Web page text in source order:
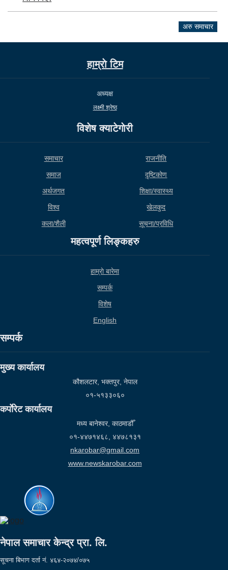
अरु समाचार
हाम्राे टिम
अध्यक्ष
लक्ष्मी श्रेष्ठ
विशेष क्याटेगाेरी
समाचार
राजनीति
समाज
दृष्टिकोण
अर्थजगत
शिक्षा/स्वास्थ्य
विश्व
खेलकुद
कला/शैली
सूचना/प्रविधि
महत्वपूर्ण लिङ्कहरु
हाम्राे बारेमा
सम्पर्क
विशेष
English
सम्पर्क
मुख्य कार्यालय
कौशलटार, भक्तपुर, नेपाल
०१-५१३३०६०
कर्पाेरेट कार्यालय
मध्य बानेश्वर, काठमाडौँ
०१-४४७१४६८, ४४७८१३१
nkarobar@gmail.com
www.newskarobar.com
नेपाल समाचार केन्द्र प्रा. लि.
सूचना बिभाग दर्ता नं. ४६४-२०७४/०७५